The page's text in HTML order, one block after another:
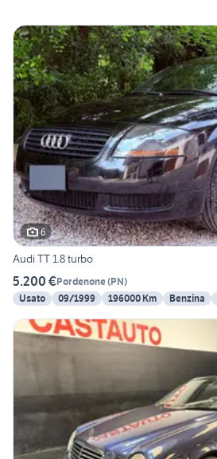
6
Audi TT 1.8 turbo
5.200 €Pordenone(PN)
Usato
09/1999 196000 Km Benzina